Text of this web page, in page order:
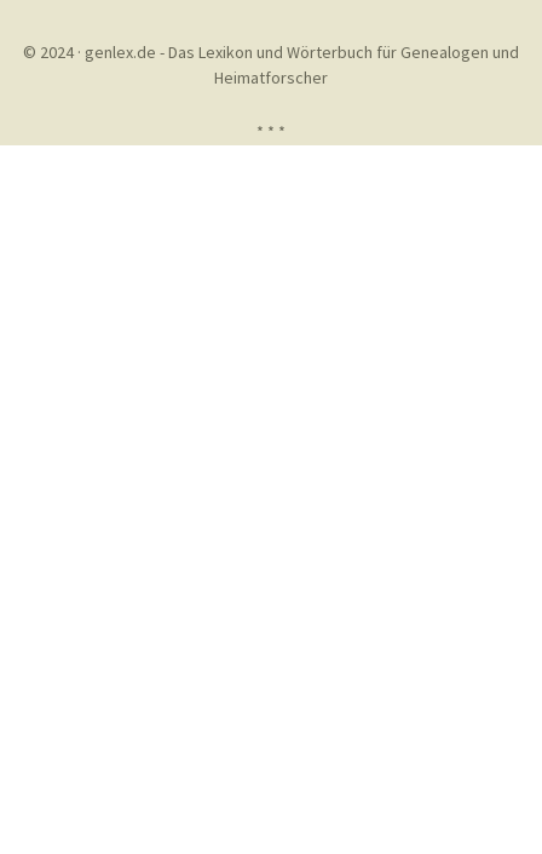
© 2024 · genlex.de - Das Lexikon und Wörterbuch für Genealogen und
Heimatforscher
* * *